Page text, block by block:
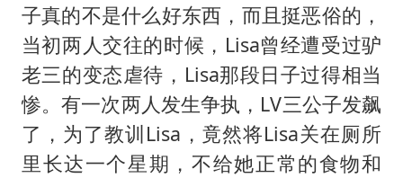
子真的不是什么好东西，而且挺恶俗的，
当初两人交往的时候，Lisa曾经遭受过驴
老三的变态虐待，Lisa那段日子过得相当
惨。有一次两人发生争执，LV三公子发飙
了，为了教训Lisa，竟然将Lisa关在厕所
里长达一个星期，不给她正常的食物和